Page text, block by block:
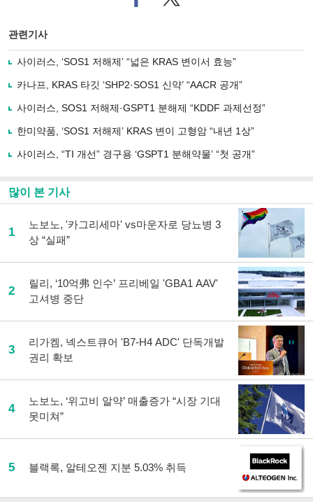
이
로
기
사
유
기
터로
관련기사
사이러스, ‘SOS1 저해제’ “넓은 KRAS 변이서 효능”
카나프, KRAS 타깃 ‘SHP2·SOS1 신약’ “AACR 공개”
사이러스, SOS1 저해제·GSPT1 분해제 “KDDF 과제선정”
한미약품, ‘SOS1 저해제’ KRAS 변이 고형암 “내년 1상”
사이러스, “TI 개선” 경구용 ‘GSPT1 분해약물’ “첫 공개”
많이 본 기사
1
노보노, '카그리세마' vs마운자로 당뇨병 3
상 “실패”
2
릴리, ‘10억弗 인수’ 프리베일 'GBA1 AAV'
고셔병 중단
3
리가켐, 넥스트큐어 'B7-H4 ADC' 단독개발
권리 확보
4
노보노, ‘위고비 알약’ 매출증가 “시장 기대
못미쳐”
5 블랙록, 알테오젠 지분 5.03% 취득